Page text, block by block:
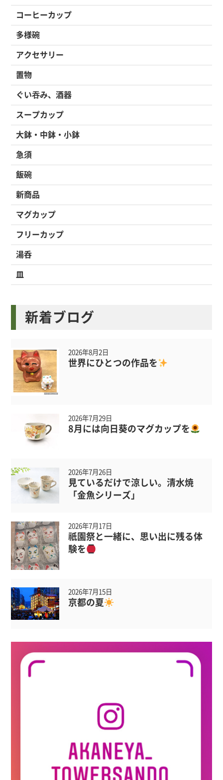
コーヒーカップ
多様碗
アクセサリー
置物
ぐい吞み、酒器
スープカップ
大鉢・中鉢・小鉢
急須
飯碗
新商品
マグカップ
フリーカップ
湯呑
皿
新着ブログ
2026年8月2日
世界にひとつの作品を
2026年7月29日
8月には向日葵のマグカップを
2026年7月26日
見ているだけで涼しい。清水焼
「金魚シリーズ」
2026年7月17日
祇園祭と一緒に、思い出に残る体
験を
2026年7月15日
京都の夏